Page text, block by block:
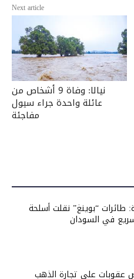
Next article
نيالا: وفاة 9 أشخاص من
عائلة واحدة جراء سيول
مفاجئة
طائرات “بوينغ” نقلت أسلحة
في السودان
عقوبات على تجارة الذهب